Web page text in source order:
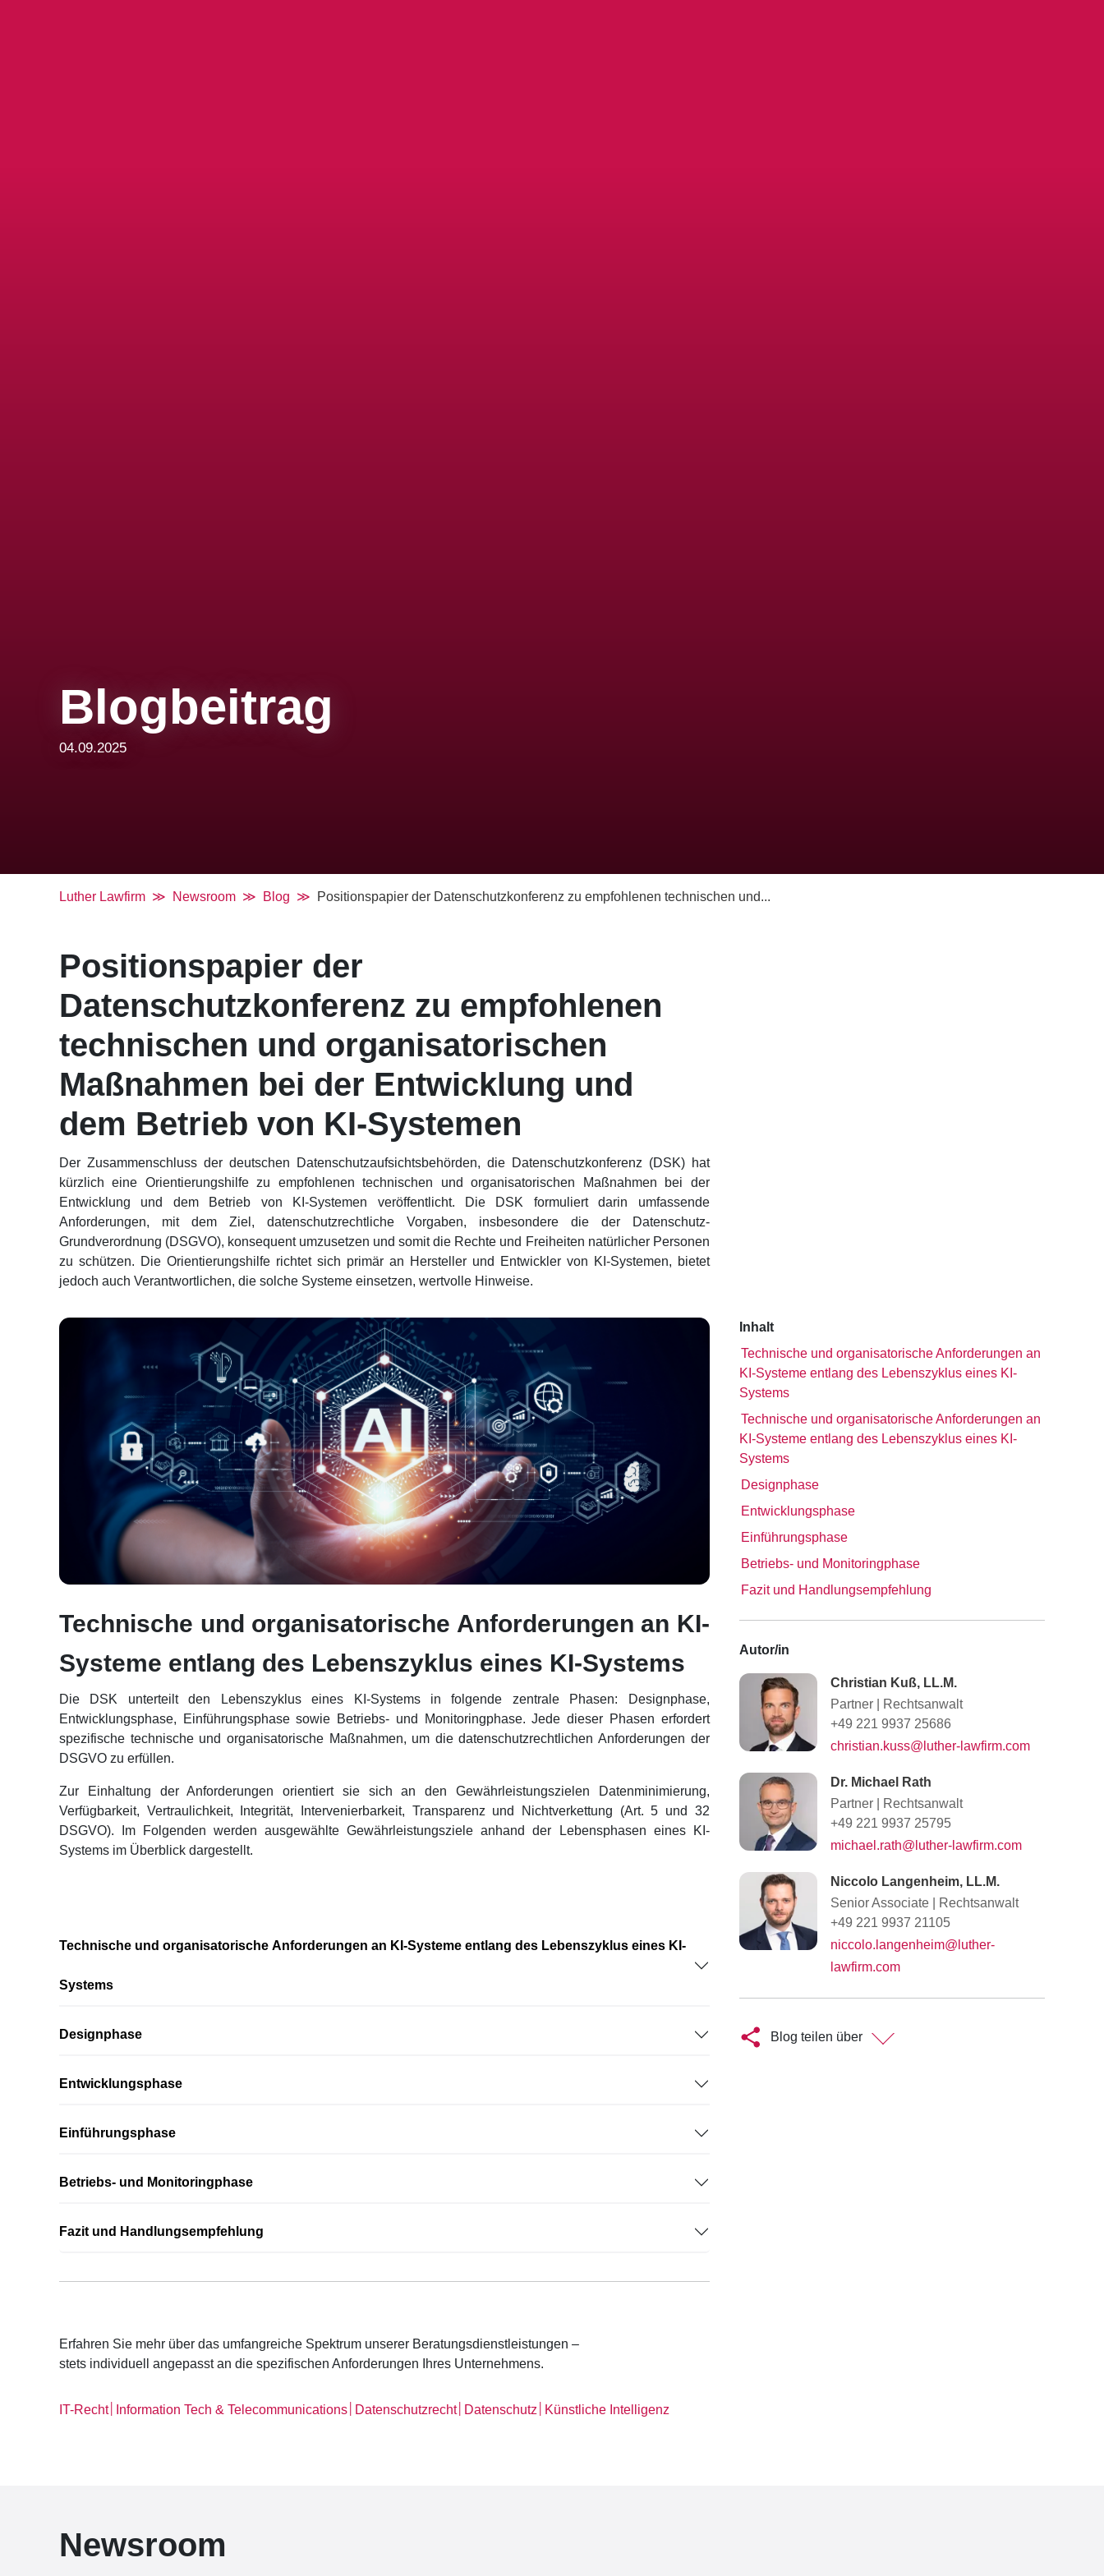
Blogbeitrag
04.09.2025
Luther Lawfirm Newsroom Blog Positionspapier der Datenschutzkonferenz zu empfohlenen technischen und...
Positionspapier der
Datenschutzkonferenz zu empfohlenen
technischen und organisatori­schen
Maßnahmen bei der Entwicklung und
dem Betrieb von KI-Systemen
Der Zusammenschluss der deutschen Datenschutzaufsichtsbehörden, die Datenschutzkonferenz (DSK) hat
kürzlich eine Orientierungshilfe zu empfohlenen technischen und organisatorischen Maßnahmen bei der
Entwicklung und dem Betrieb von KI-Systemen veröffentlicht. Die DSK formuliert darin umfassende
Anforderungen, mit dem Ziel, datenschutzrechtliche Vorgaben, insbesondere die der Datenschutz-
Grundverordnung (DSGVO), konsequent umzusetzen und somit die Rechte und Freiheiten natürlicher Personen
zu schützen. Die Orientierungshilfe richtet sich primär an Hersteller und Entwickler von KI-Systemen, bietet
jedoch auch Verantwortlichen, die solche Systeme einsetzen, wertvolle Hinweise.
Technische und organisatorische Anforderungen an KI-
Systeme entlang des Lebenszyklus eines KI-Systems
Die DSK unterteilt den Lebenszyklus eines KI-Systems in folgende zentrale Phasen: Designphase,
Entwicklungsphase, Einführungsphase sowie Betriebs- und Monitoringphase. Jede dieser Phasen erfordert
spezifische technische und organisatorische Maßnahmen, um die datenschutzrechtlichen Anforderungen der
DSGVO zu erfüllen.
Zur Einhaltung der Anforderungen orientiert sie sich an den Gewährleistungszielen Datenminimierung,
Verfügbarkeit, Vertraulichkeit, Integrität, Intervenierbarkeit, Transparenz und Nichtverkettung (Art. 5 und 32
DSGVO). Im Folgenden werden ausgewählte Gewährleistungsziele anhand der Lebensphasen eines KI-
Systems im Überblick dargestellt.
Technische und organisatorische Anforderungen an KI-Systeme entlang des Lebenszyklus eines KI-
Systems
Designphase
Entwicklungsphase
Einführungsphase
Betriebs- und Monitoringphase
Fazit und Handlungsempfehlung
Erfahren Sie mehr über das umfangreiche Spektrum unserer Beratungsdienstleistungen –
stets individuell angepasst an die spezifischen Anforderungen Ihres Unternehmens.
IT-Recht│ Information Tech & Telecommunications Datenschutzrecht│ Datenschutz Künstliche Intelligenz
Inhalt
Technische und organisatorische Anforderungen an
KI-Systeme entlang des Lebenszyklus eines KI-
Systems
Technische und organisatorische Anforderungen an
KI-Systeme entlang des Lebenszyklus eines KI-
Systems
Designphase
Entwicklungsphase
Einführungsphase
Betriebs- und Monitoringphase
Fazit und Handlungsempfehlung
Autor/in
Christian Kuß, LL.M.
Partner
Rechtsanwalt
+49 221 9937 25686
christian.kuss@luther-lawfirm.com
Dr. Michael Rath
Partner
Rechtsanwalt
+49 221 9937 25795
michael.rath@luther-lawfirm.com
Niccolo Langenheim, LL.M.
Senior Associate
Rechtsanwalt
+49 221 9937 21105
niccolo.langenheim@luther-
lawfirm.com
Blog teilen über
Newsroom